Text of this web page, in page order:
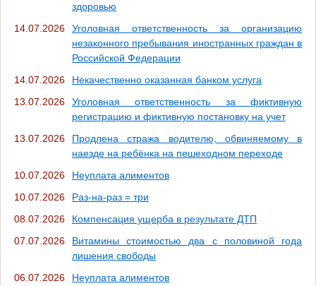
здоровью
14.07.2026
Уголовная ответственность за организацию
незаконного пребывания иностранных граждан в
Российской Федерации
14.07.2026
Некачественно оказанная банком услуга
13.07.2026
Уголовная ответственность за фиктивную
регистрацию и фиктивную постановку на учет
13.07.2026
Продлена стража водителю, обвиняемому в
наезде на ребёнка на пешеходном переходе
10.07.2026
Неуплата алиментов
10.07.2026
Раз-на-раз = три
08.07.2026
Компенсация ущерба в результате ДТП
07.07.2026
Витамины стоимостью два с половиной года
лишения свободы
06.07.2026
Неуплата алиментов